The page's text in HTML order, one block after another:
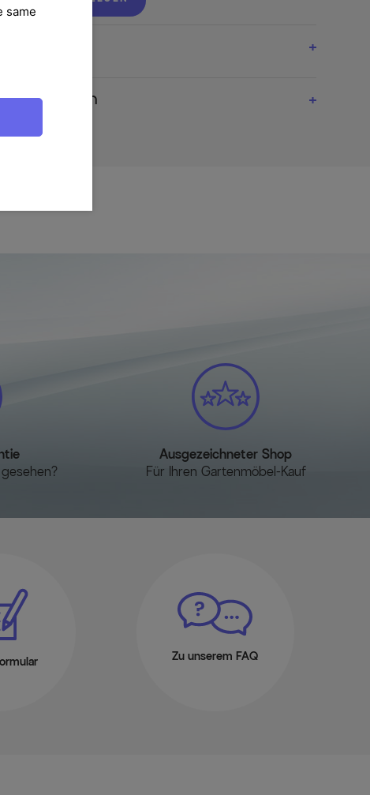
hält, was sie verspricht und schützt Ihren wertvollen Grill,
Nähte, zuverlässig vor Staub, Schmutz, Sonne und
sind und ihre schwarze Farbe selbst bei intensiver
Auch Wind, Regen und Schnee halten die Hauben stand.
Materialien
Ausgezeichneter Shop
Für Ihren Gartenmöbel-Kauf
Zu unserem FAQ
same